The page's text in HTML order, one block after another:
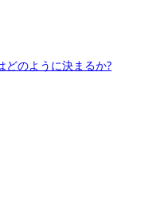
どのように決まるか?